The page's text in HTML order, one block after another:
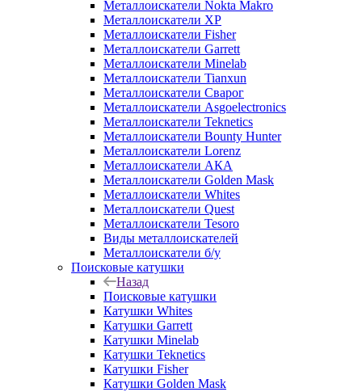
Металлоискатели Nokta Makro
Металлоискатели XP
Металлоискатели Fisher
Металлоискатели Garrett
Металлоискатели Minelab
Металлоискатели Tianxun
Металлоискатели Сварог
Металлоискатели Asgoelectronics
Металлоискатели Teknetics
Металлоискатели Bounty Hunter
Металлоискатели Lorenz
Металлоискатели АКА
Металлоискатели Golden Mask
Металлоискатели Whites
Металлоискатели Quest
Металлоискатели Tesoro
Виды металлоискателей
Металлоискатели б/у
Поисковые катушки
Назад
Поисковые катушки
Катушки Whites
Катушки Garrett
Катушки Minelab
Катушки Teknetics
Катушки Fisher
Катушки Golden Mask